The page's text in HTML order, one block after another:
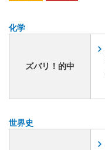
化学
ズバリ！的中
世界史